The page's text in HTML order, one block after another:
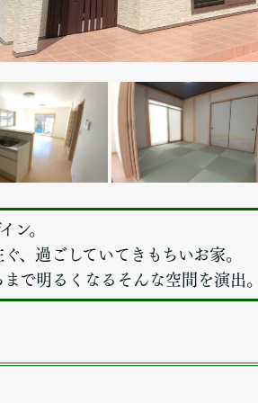
ン。
、過ごしていてきもちいお家。
で明るくなるそんな空間を演出。